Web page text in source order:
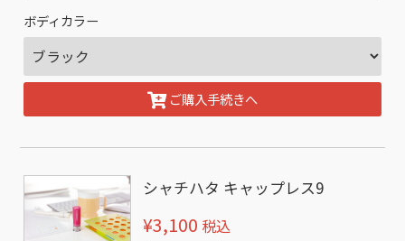
ボディカラー
ご購入手続きへ
シャチハタ キャップレス9
¥3,100 税込